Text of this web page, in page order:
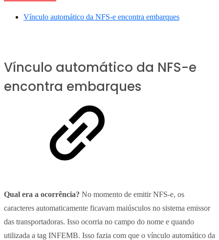
Vínculo automático da NFS-e encontra embarques
Vínculo automático da NFS-e
encontra embarques
Qual era a ocorrência? No momento de emitir NFS-e, os
caracteres automaticamente ficavam maiúsculos no sistema emissor
das transportadoras. Isso ocorria no campo do nome e quando
utilizada a tag INFEMB. Isso fazia com que o vínculo automático da